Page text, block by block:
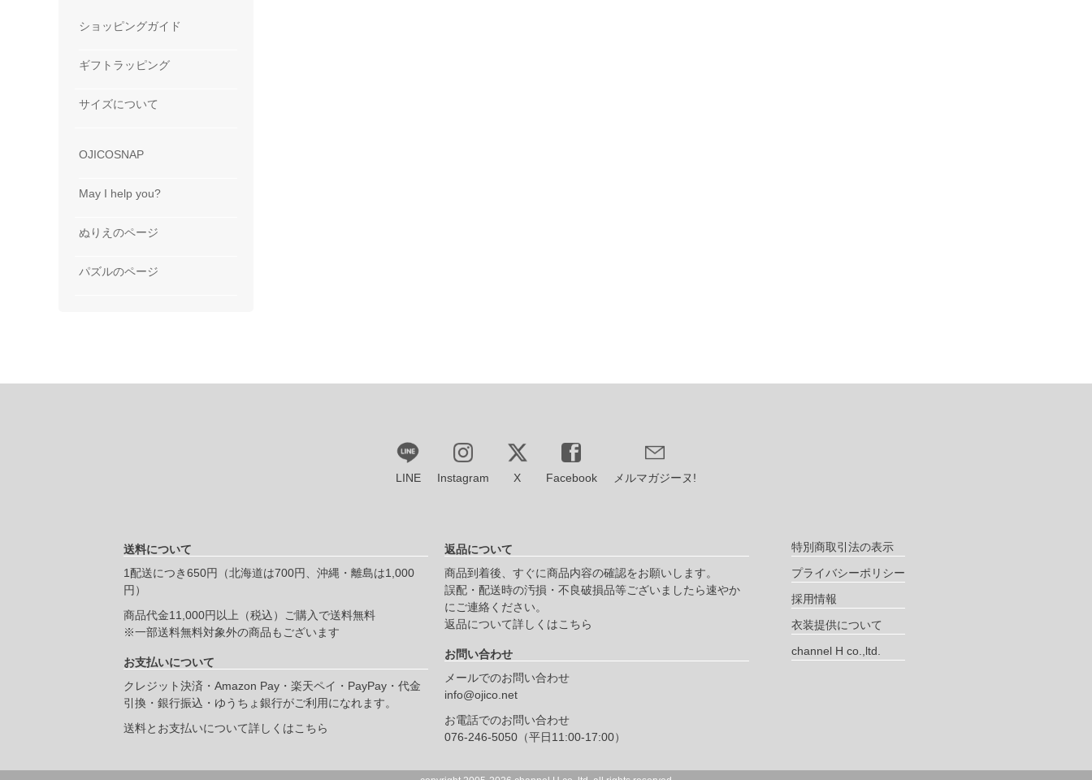
ショッピングガイド
ギフトラッピング
サイズについて
OJICOSNAP
May I help you?
ぬりえのページ
パズルのページ
LINE Instagram X Facebook メルマガジーヌ!
送料について
1配送につき650円（北海道は700円、沖縄・離島は1,000
円）
商品代金11,000円以上（税込）ご購入で送料無料
※一部送料無料対象外の商品もございます
お支払いについて
クレジット決済・Amazon Pay・楽天ペイ・PayPay・代金
引換・銀行振込・ゆうちょ銀行がご利用になれます。
送料とお支払いについて詳しくはこちら
返品について
商品到着後、すぐに商品内容の確認をお願いします。
誤配・配送時の汚損・不良破損品等ございましたら速やか
にご連絡ください。
返品について詳しくはこちら
お問い合わせ
メールでのお問い合わせ
info@ojico.net
お電話でのお問い合わせ
076-246-5050（平日11:00-17:00）
特別商取引法の表示
プライバシーポリシー
採用情報
衣装提供について
channel H co.,ltd.